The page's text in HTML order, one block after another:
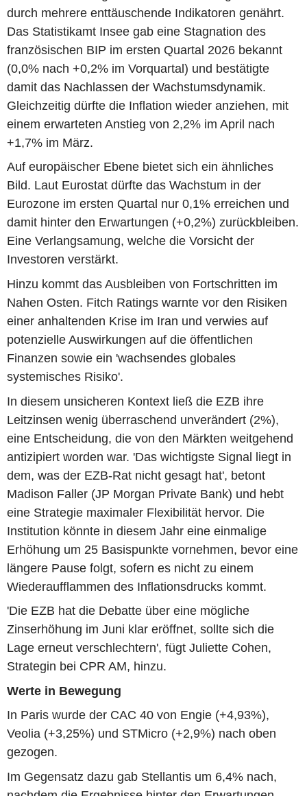
durch mehrere enttäuschende Indikatoren genährt.
Das Statistikamt Insee gab eine Stagnation des
französischen BIP im ersten Quartal 2026 bekannt
(0,0% nach +0,2% im Vorquartal) und bestätigte
damit das Nachlassen der Wachstumsdynamik.
Gleichzeitig dürfte die Inflation wieder anziehen, mit
einem erwarteten Anstieg von 2,2% im April nach
+1,7% im März.
Auf europäischer Ebene bietet sich ein ähnliches
Bild. Laut Eurostat dürfte das Wachstum in der
Eurozone im ersten Quartal nur 0,1% erreichen und
damit hinter den Erwartungen (+0,2%) zurückbleiben.
Eine Verlangsamung, welche die Vorsicht der
Investoren verstärkt.
Hinzu kommt das Ausbleiben von Fortschritten im
Nahen Osten. Fitch Ratings warnte vor den Risiken
einer anhaltenden Krise im Iran und verwies auf
potenzielle Auswirkungen auf die öffentlichen
Finanzen sowie ein 'wachsendes globales
systemisches Risiko'.
In diesem unsicheren Kontext ließ die EZB ihre
Leitzinsen wenig überraschend unverändert (2%),
eine Entscheidung, die von den Märkten weitgehend
antizipiert worden war. 'Das wichtigste Signal liegt in
dem, was der EZB-Rat nicht gesagt hat', betont
Madison Faller (JP Morgan Private Bank) und hebt
eine Strategie maximaler Flexibilität hervor. Die
Institution könnte in diesem Jahr eine einmalige
Erhöhung um 25 Basispunkte vornehmen, bevor eine
längere Pause folgt, sofern es nicht zu einem
Wiederaufflammen des Inflationsdrucks kommt.
'Die EZB hat die Debatte über eine mögliche
Zinserhöhung im Juni klar eröffnet, sollte sich die
Lage erneut verschlechtern', fügt Juliette Cohen,
Strategin bei CPR AM, hinzu.
Werte in Bewegung
In Paris wurde der CAC 40 von Engie (+4,93%),
Veolia (+3,25%) und STMicro (+2,9%) nach oben
gezogen.
Im Gegensatz dazu gab Stellantis um 6,4% nach,